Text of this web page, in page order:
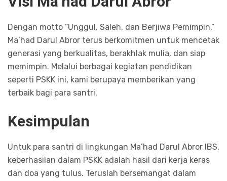
Dengan motto “Unggul, Saleh, dan Berjiwa Pemimpin,”
Ma’had Darul Abror terus berkomitmen untuk mencetak
generasi yang berkualitas, berakhlak mulia, dan siap
memimpin. Melalui berbagai kegiatan pendidikan
seperti PSKK ini, kami berupaya memberikan yang
terbaik bagi para santri.
Kesimpulan
Untuk para santri di lingkungan Ma’had Darul Abror IBS,
keberhasilan dalam PSKK adalah hasil dari kerja keras
dan doa yang tulus. Teruslah bersemangat dalam